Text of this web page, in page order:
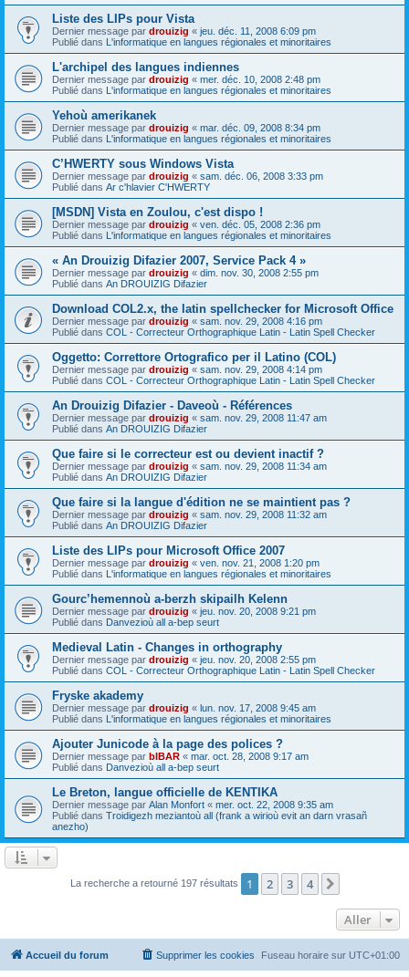
Liste des LIPs pour Vista
Dernier message par drouizig « jeu. déc. 11, 2008 6:09 pm
Publié dans L'informatique en langues régionales et minoritaires
L'archipel des langues indiennes
Dernier message par drouizig « mer. déc. 10, 2008 2:48 pm
Publié dans L'informatique en langues régionales et minoritaires
Yehoù amerikanek
Dernier message par drouizig « mar. déc. 09, 2008 8:34 pm
Publié dans L'informatique en langues régionales et minoritaires
C’HWERTY sous Windows Vista
Dernier message par drouizig « sam. déc. 06, 2008 3:33 pm
Publié dans Ar c'hlavier C'HWERTY
[MSDN] Vista en Zoulou, c'est dispo !
Dernier message par drouizig « ven. déc. 05, 2008 2:36 pm
Publié dans L'informatique en langues régionales et minoritaires
« An Drouizig Difazier 2007, Service Pack 4 »
Dernier message par drouizig « dim. nov. 30, 2008 2:55 pm
Publié dans An DROUIZIG Difazier
Download COL2.x, the latin spellchecker for Microsoft Office
Dernier message par drouizig « sam. nov. 29, 2008 4:16 pm
Publié dans COL - Correcteur Orthographique Latin - Latin Spell Checker
Oggetto: Correttore Ortografico per il Latino (COL)
Dernier message par drouizig « sam. nov. 29, 2008 4:14 pm
Publié dans COL - Correcteur Orthographique Latin - Latin Spell Checker
An Drouizig Difazier - Daveoù - Références
Dernier message par drouizig « sam. nov. 29, 2008 11:47 am
Publié dans An DROUIZIG Difazier
Que faire si le correcteur est ou devient inactif ?
Dernier message par drouizig « sam. nov. 29, 2008 11:34 am
Publié dans An DROUIZIG Difazier
Que faire si la langue d'édition ne se maintient pas ?
Dernier message par drouizig « sam. nov. 29, 2008 11:32 am
Publié dans An DROUIZIG Difazier
Liste des LIPs pour Microsoft Office 2007
Dernier message par drouizig « ven. nov. 21, 2008 1:20 pm
Publié dans L'informatique en langues régionales et minoritaires
Gourc’hemennoù a-berzh skipailh Kelenn
Dernier message par drouizig « jeu. nov. 20, 2008 9:21 pm
Publié dans Danvezioù all a-bep seurt
Medieval Latin - Changes in orthography
Dernier message par drouizig « jeu. nov. 20, 2008 2:55 pm
Publié dans COL - Correcteur Orthographique Latin - Latin Spell Checker
Fryske akademy
Dernier message par drouizig « lun. nov. 17, 2008 9:45 am
Publié dans L'informatique en langues régionales et minoritaires
Ajouter Junicode à la page des polices ?
Dernier message par bIBAR « mar. oct. 28, 2008 9:17 am
Publié dans Danvezioù all a-bep seurt
Le Breton, langue officielle de KENTIKA
Dernier message par Alan Monfort « mer. oct. 22, 2008 9:35 am
Publié dans Troidigezh meziantoù all (frank a wirioù evit an darn vrasañ
anezho)
La recherche a retourné 197 résultats 1 2 3 4
Aller
Accueil du forum Fuseau horaire sur UTC+01:00
Supprimer les cookies